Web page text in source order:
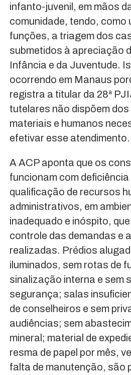
infanto-juvenil, em mãos
comunidade, tendo, como
funções, a triagem dos
submetidos à apreciação
Infância e da Juventude.
ocorrendo em Manaus
registra a titular da 28ª
tutelares não dispõem
materiais e humanos
efetivar esse atendimento.
A ACP aponta que os
funcionam com
qualificação de recursos
administrativos, em
inadequado e inóspito,
controle das demandas e
realizadas. Prédios
iluminados, sem rotas de
sinalização interna e sem
segurança; salas
de conselheiros e sem
audiências; sem
mineral; material de
resma de papel por mês,
falta de manutenção, são